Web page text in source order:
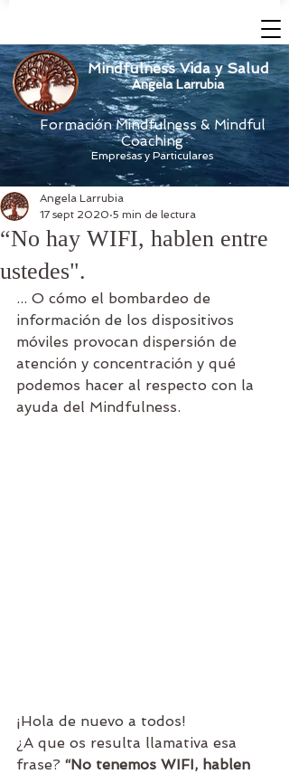
Mindfulness Vida y Salud
Angela Larrubia
Formación Mindfulness & Mindful
Coaching
Empresas y Particulares
“No hay WIFI, hablen entre
ustedes".
Angela Larrubia
17 sept 2020 5 min de lectura
... O cómo el bombardeo de
información de los dispositivos
móviles provocan dispersión de
atención y concentración y qué
podemos hacer al respecto con la
ayuda del Mindfulness.
¡Hola de nuevo a todos!
¿A que os resulta llamativa esa
frase? “No tenemos WIFI, hablen